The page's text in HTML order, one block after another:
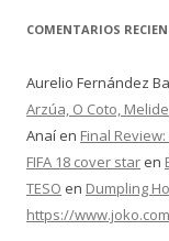
COMENTARIOS
Aurelio Fernández
Arzúa, O Coto, Melide
Anaí en Final
FIFA 18 cover star en
TESO en Dumpling
https://